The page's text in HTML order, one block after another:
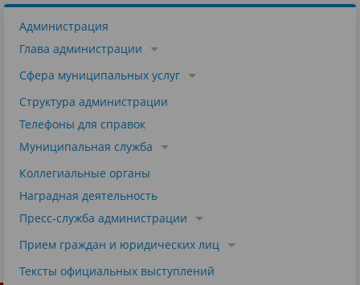
Администрация
Глава администрации
Сфера муниципальных услуг
Структура администрации
Телефоны для справок
Муниципальная служба
Коллегиальные органы
Наградная деятельность
Пресс-служба администрации
Прием граждан и юридических лиц
Тексты официальных выступлений